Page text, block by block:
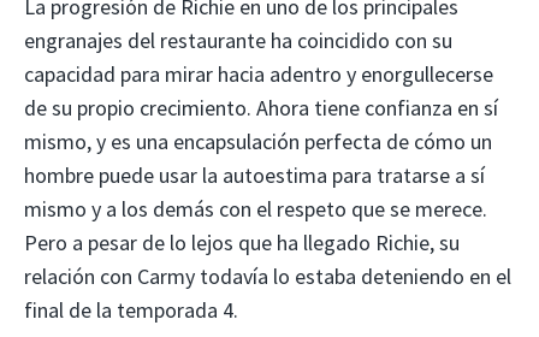
La progresión de Richie en uno de los principales
engranajes del restaurante ha coincidido con su
capacidad para mirar hacia adentro y enorgullecerse
de su propio crecimiento. Ahora tiene confianza en sí
mismo, y es una encapsulación perfecta de cómo un
hombre puede usar la autoestima para tratarse a sí
mismo y a los demás con el respeto que se merece.
Pero a pesar de lo lejos que ha llegado Richie, su
relación con Carmy todavía lo estaba deteniendo en el
final de la temporada 4.